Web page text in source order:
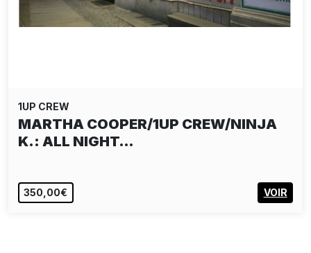
1UP CREW
MARTHA COOPER/1UP CREW/NINJA
K.: ALL NIGHT…
350,00€ VOIR